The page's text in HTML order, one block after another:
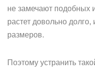
не замечают подобных
растет довольно
размеров.
Поэтому устранить